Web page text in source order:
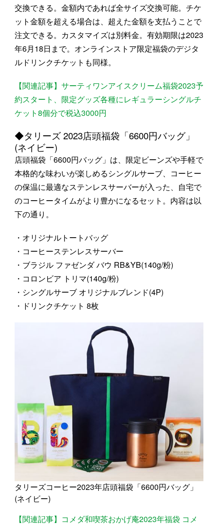
交換できる。金額内であれば全サイズ交換可能。チケ
ット金額を超える場合は、超えた金額を支払うことで
注文できる。カスタマイズは別料金。有効期限は2023
年6月18日まで。オンラインストア限定福袋のデジタ
ルドリンクチケットも同様。
【関連記事】サーティワンアイスクリーム福袋2023予
約スタート、限定グッズ各種にレギュラーシングルチ
ケット8個分で税込3000円
◆タリーズ 2023店頭福袋「6600円バッグ」
(ネイビー)
店頭福袋「6600円バッグ」は、限定ビーンズや手軽で
本格的な味わいが楽しめるシングルサーブ、コーヒー
の保温に最適なステンレスサーバーが入った、自宅で
のコーヒータイムがより豊かになるセット。内容は以
下の通り。
・オリジナルトートバッグ
・コーヒーステンレスサーバー
・ブラジル ファゼンダ バウ RB&YB(140g/粉)
・コロンビア トリマ(140g/粉)
・シングルサーブ オリジナルブレンド(4P)
・ドリンクチケット 8枚
タリーズコーヒー2023年店頭福袋「6600円バッグ」
(ネイビー)
【関連記事】コメダ和喫茶おかげ庵2023年福袋 コメ